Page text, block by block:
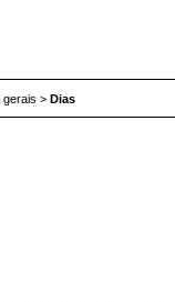
gerais > Dias